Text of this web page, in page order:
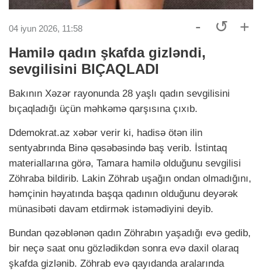
04 iyun 2026, 11:58 - ↺ +
Hamilə qadın şkafda gizləndi,
sevgilisini BIÇAQLADI
Bakının Xəzər rayonunda 28 yaşlı qadın sevgilisini
bıçaqladığı üçün məhkəmə qarşısına çıxıb.
Ddemokrat.az xəbər verir ki, hadisə ötən ilin
sentyabrında Binə qəsəbəsində baş verib. İstintaq
materiallarına görə, Tamara hamilə olduğunu sevgilisi
Zöhraba bildirib. Lakin Zöhrab uşağın ondan olmadığını,
həmçinin həyatında başqa qadının olduğunu deyərək
münasibəti davam etdirmək istəmədiyini deyib.
Bundan qəzəblənən qadın Zöhrabın yaşadığı evə gedib,
bir neçə saat onu gözlədikdən sonra evə daxil olaraq
şkafda gizlənib. Zöhrab evə qayıdanda aralarında